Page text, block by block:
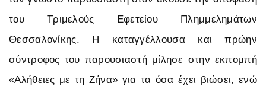
του Τριμελούς Εφετείου Πλημμελημάτων
Θεσσαλονίκης. Η καταγγέλλουσα και πρώην
σύντροφος του παρουσιαστή μίλησε στην εκπομπή
«Αλήθειες με τη Ζήνα» για τα όσα έχει βιώσει, ενώ